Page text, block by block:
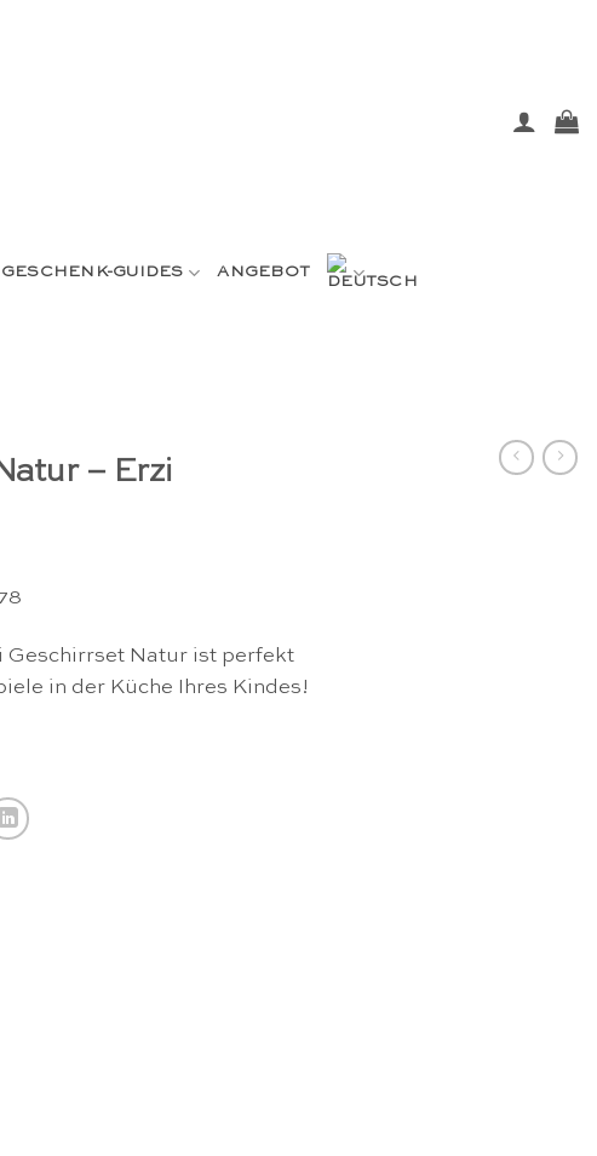
GESCHENK-GUIDES ANGEBOT
– Erzi
Geschirrset Natur ist perfekt
in der Küche Ihres Kindes!